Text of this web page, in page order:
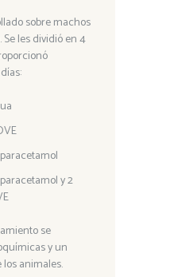
sobre machos
les dividió en 4
y 2
se
y un
animales.